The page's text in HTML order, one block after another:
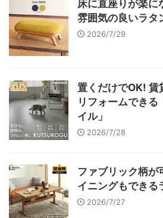
床に直座りが楽に
雰囲気の良いラタ
2026/7/29
置くだけでOK! 賃
リフォームできる
イル」
2026/7/28
ファブリック柄が
イニングもできる
2026/7/27